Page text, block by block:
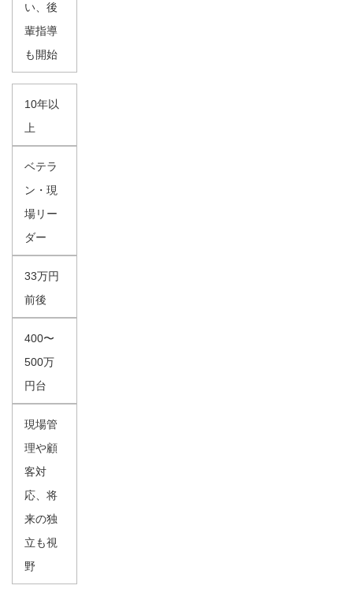
い、後
輩指導
も開始
10年以
上
ベテラ
ン・現
場リー
ダー
33万円
前後
400〜
500万
円台
現場管
理や顧
客対
応、将
来の独
立も視
野